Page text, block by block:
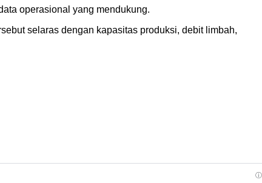
operasional yang mendukung.
selaras dengan kapasitas produksi, debit limbah,
ⓘ